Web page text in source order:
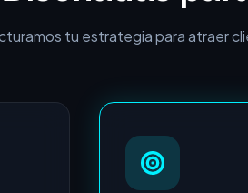
NUESTROS
Diseñadas